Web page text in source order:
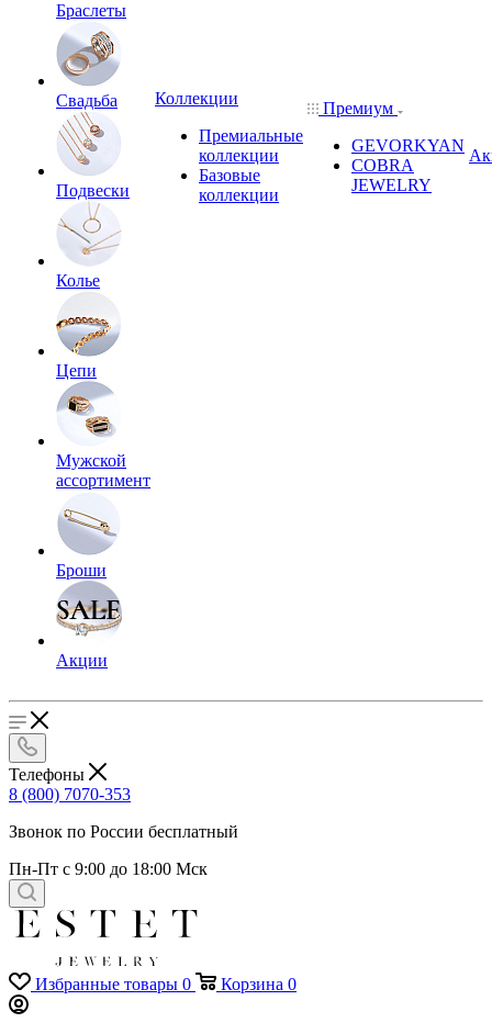
Браслеты
Свадьба
Подвески
Колье
Цепи
Мужской
ассортимент
Броши
Акции
Коллекции
Премиальные
коллекции
Базовые
коллекции
Премиум
GEVORKYAN
COBRA
JEWELRY
Телефоны
8 (800) 7070-353
Звонок по России бесплатный
Пн-Пт с 9:00 до 18:00 Мск
Избранные товары 0 Корзина 0